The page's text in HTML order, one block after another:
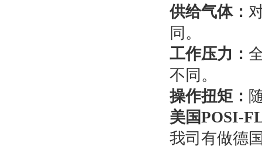
供给气体：
同。
工作压力：
不同。
操作扭矩：
美国POSI-
我司有做德